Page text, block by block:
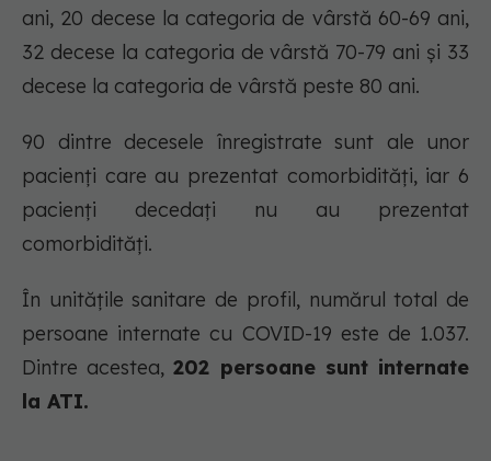
ani, 20 decese la categoria de vârstă 60-69 ani,
32 decese la categoria de vârstă 70-79 ani și 33
decese la categoria de vârstă peste 80 ani.
90 dintre decesele înregistrate sunt ale unor
pacienți care au prezentat comorbidități, iar 6
pacienți decedați nu au prezentat
comorbidități.
În unitățile sanitare de profil, numărul total de
persoane internate cu COVID-19 este de 1.037.
Dintre acestea,202 persoane sunt internate
la ATI.